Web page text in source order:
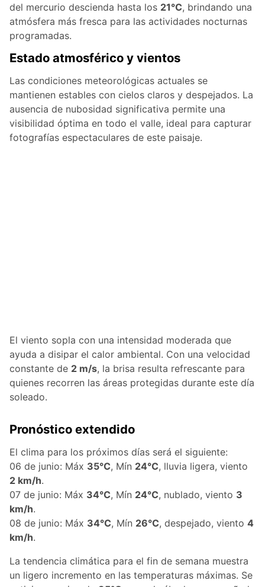
del mercurio descienda hasta los 21°C, brindando una
atmósfera más fresca para las actividades nocturnas
programadas.
Estado atmosférico y vientos
Las condiciones meteorológicas actuales se
mantienen estables con cielos claros y despejados. La
ausencia de nubosidad significativa permite una
visibilidad óptima en todo el valle, ideal para capturar
fotografías espectaculares de este paisaje.
El viento sopla con una intensidad moderada que
ayuda a disipar el calor ambiental. Con una velocidad
constante de 2 m/s, la brisa resulta refrescante para
quienes recorren las áreas protegidas durante este día
soleado.
Pronóstico extendido
El clima para los próximos días será el siguiente:
06 de junio: Máx 35°C, Mín 24°C, lluvia ligera, viento
2 km/h.
07 de junio: Máx 34°C, Mín 24°C, nublado, viento 3
km/h.
08 de junio: Máx 34°C, Mín 26°C, despejado, viento 4
km/h.
La tendencia climática para el fin de semana muestra
un ligero incremento en las temperaturas máximas. Se